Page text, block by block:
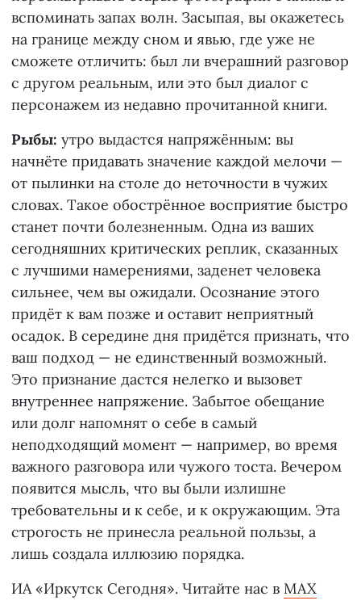
вспоминать запах волн. Засыпая, вы окажетесь
на границе между сном и явью, где уже не
сможете отличить: был ли вчерашний разговор
с другом реальным, или это был диалог с
персонажем из недавно прочитанной книги.
Рыбы: утро выдастся напряжённым: вы
начнёте придавать значение каждой мелочи —
от пылинки на столе до неточности в чужих
словах. Такое обострённое восприятие быстро
станет почти болезненным. Одна из ваших
сегодняшних критических реплик, сказанных
с лучшими намерениями, заденет человека
сильнее, чем вы ожидали. Осознание этого
придёт к вам позже и оставит неприятный
осадок. В середине дня придётся признать, что
ваш подход — не единственный возможный.
Это признание дастся нелегко и вызовет
внутреннее напряжение. Забытое обещание
или долг напомнят о себе в самый
неподходящий момент — например, во время
важного разговора или чужого тоста. Вечером
появится мысль, что вы были излишне
требовательны и к себе, и к окружающим. Эта
строгость не принесла реальной пользы, а
лишь создала иллюзию порядка.
ИА «Иркутск Сегодня». Читайте нас в MAX